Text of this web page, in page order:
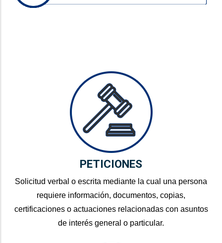
PETICIONES
Solicitud verbal o escrita mediante la cual una persona
requiere información, documentos, copias,
certificaciones o actuaciones relacionadas con asuntos
de interés general o particular.